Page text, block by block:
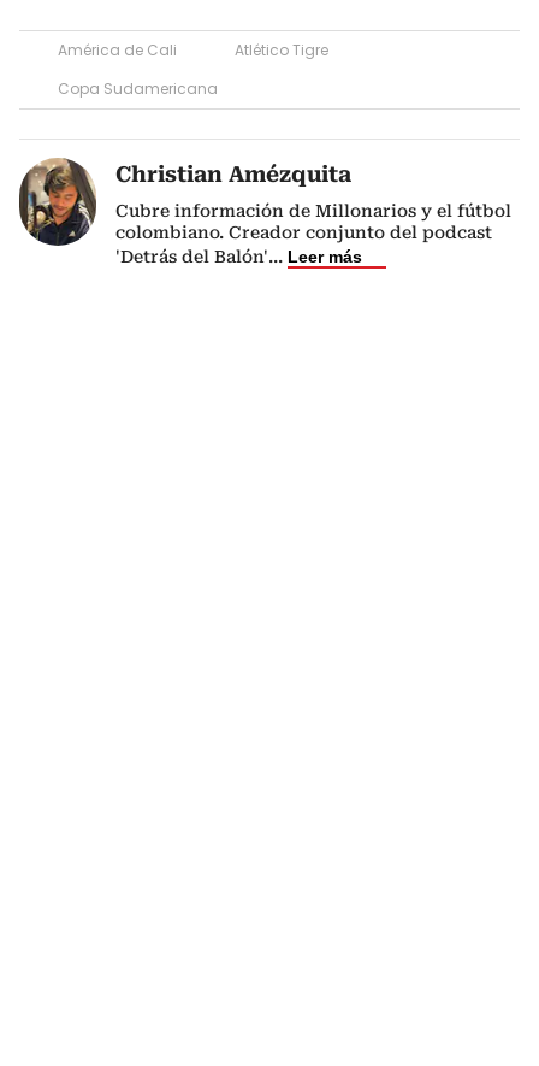
América de Cali
Atlético Tigre
Copa Sudamericana
Christian Amézquita
Cubre información de Millonarios y el fútbol
colombiano. Creador conjunto del podcast
'Detrás del Balón'... Leer más